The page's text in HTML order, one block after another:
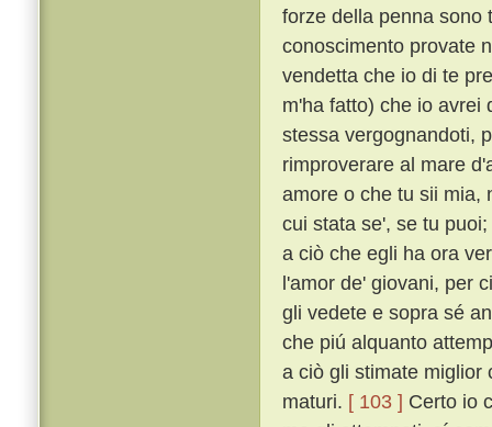
forze della penna sono
conoscimento provate
vendetta che io di te
m'ha fatto) che io avrei
stessa vergognandoti,
rimproverare al mare
amore o che tu sii mia,
cui stata se', se tu
a ciò che egli ha ora
l'amor de' giovani, per
gli vedete e sopra sé
che piú alquanto
a ciò gli stimate miglior
maturi. [ 103 ] Certo io